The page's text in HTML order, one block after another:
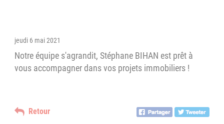
jeudi 6 mai 2021
Notre équipe s'agrandit, Stéphane BIHAN est prêt à
vous accompagner dans vos projets immobiliers !
Retour